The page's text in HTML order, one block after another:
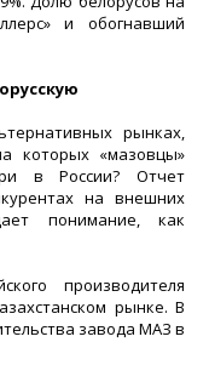
и обогнавший
рынках,
которых «мазовцы»
в России? Отчет
на внешних
понимание, как
производителя
рынке. В
завода МАЗ в